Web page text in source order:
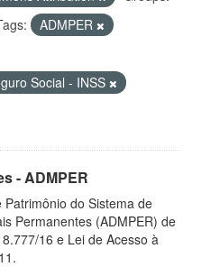
ADMPER
Social - INSS
- ADMPER
do Sistema de
Permanentes (ADMPER) de
16 e Lei de Acesso à